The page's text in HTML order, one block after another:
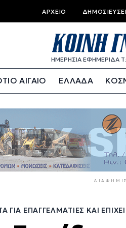
bar
ΑΡΧΕΊΟ
ΗΜΕΡΗΣΙΑ ΕΦΗΜΕΡΙΔΑ
ΑΙΓΑΙΟ ΕΛΛΑΔΑ
ΕΠΑΓΓΕΛΜΑΤΊΕΣ ΚΑΙ